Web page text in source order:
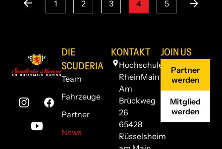
1 2 3 4 5
DIE
SCUDERIA
Team
Fahrzeuge
Partner
News
KONTAKT
Hochschule
RheinMain
Am
Brückweg
26
65428
Rüsselsheim
JOIN US
Partner
werden
Mitglied
werden